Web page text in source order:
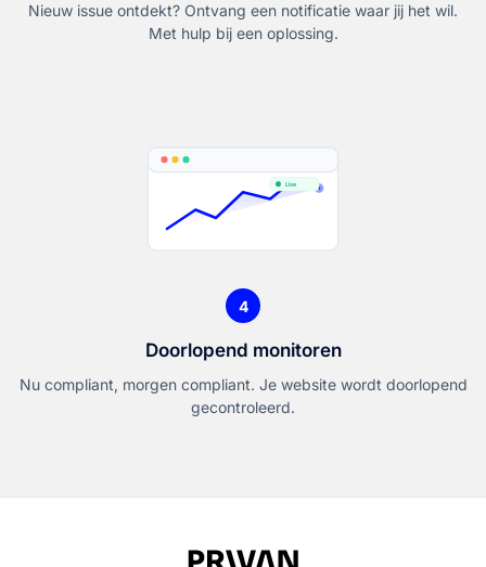
Nieuw issue ontdekt? Ontvang een notificatie waar jij het wil.
Met hulp bij een oplossing.
Live
4
Doorlopend monitoren
Nu compliant, morgen compliant. Je website wordt doorlopend
gecontroleerd.